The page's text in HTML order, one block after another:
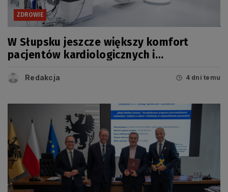
ZDROWIE
W Słupsku jeszcze większy komfort
pacjentów kardiologicznych i
Redakcja 4 dni temu